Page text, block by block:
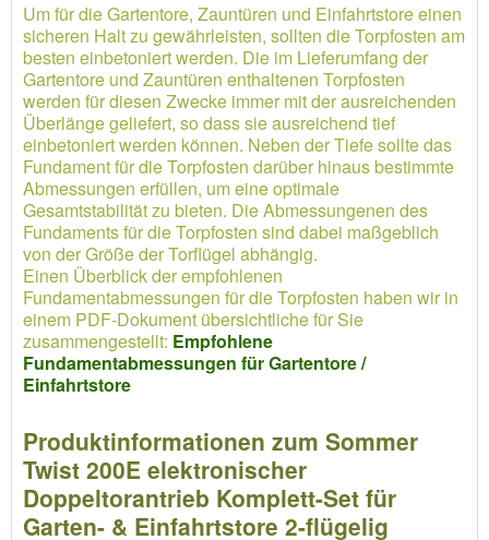
Um für die Gartentore, Zauntüren und Einfahrtstore einen
sicheren Halt zu gewährleisten, sollten die Torpfosten am
besten einbetoniert werden. Die im Lieferumfang der
Gartentore und Zauntüren enthaltenen Torpfosten
werden für diesen Zwecke immer mit der ausreichenden
Überlänge geliefert, so dass sie ausreichend tief
einbetoniert werden können. Neben der Tiefe sollte das
Fundament für die Torpfosten darüber hinaus bestimmte
Abmessungen erfüllen, um eine optimale
Gesamtstabilität zu bieten. Die Abmessungenen des
Fundaments für die Torpfosten sind dabei maßgeblich
von der Größe der Torflügel abhängig.
Einen Überblick der empfohlenen
Fundamentabmessungen für die Torpfosten haben wir in
einem PDF-Dokument übersichtliche für Sie
zusammengestellt: Empfohlene
Fundamentabmessungen für Gartentore /
Einfahrtstore
Produktinformationen zum Sommer
Twist 200E elektronischer
Doppeltorantrieb Komplett-Set für
Garten- & Einfahrtstore 2-flügelig